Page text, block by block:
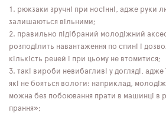
рюкзаки зручні при носінні, адже руки
залишаються вільними;
правильно підібраний молодіжний
розподілить навантаження по спині і
кількість речей і при цьому не втомитися;
такі вироби невибагливі у догляді, адже
які не бояться вологи: наприклад,
можна без побоювання прати в машинці в
прання»;